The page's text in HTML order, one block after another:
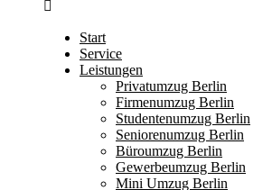
Start
Service
Leistungen
Privatumzug Berlin
Firmenumzug Berlin
Studentenumzug Berlin
Seniorenumzug Berlin
Büroumzug Berlin
Gewerbeumzug Berlin
Mini Umzug Berlin